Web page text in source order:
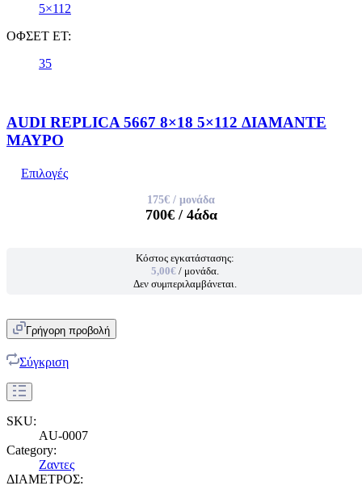
5×112
ΟΦΣΕΤ ET:
35
AUDI REPLICA 5667 8×18 5×112 ΔΙΑΜΑΝΤΕ
ΜΑΥΡΟ
Επιλογές
175€ / μονάδα
700€/ 4άδα
Κόστος εγκατάστασης:
5,00€ / μονάδα.
Δεν συμπεριλαμβάνεται.
Γρήγορη προβολή
Σύγκριση
SKU:
AU-0007
Category:
Ζαντες
ΔΙΑΜΕΤΡΟΣ: